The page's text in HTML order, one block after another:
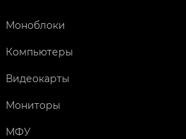
Моноблоки
Компьютеры
Видеокарты
Мониторы
МФУ